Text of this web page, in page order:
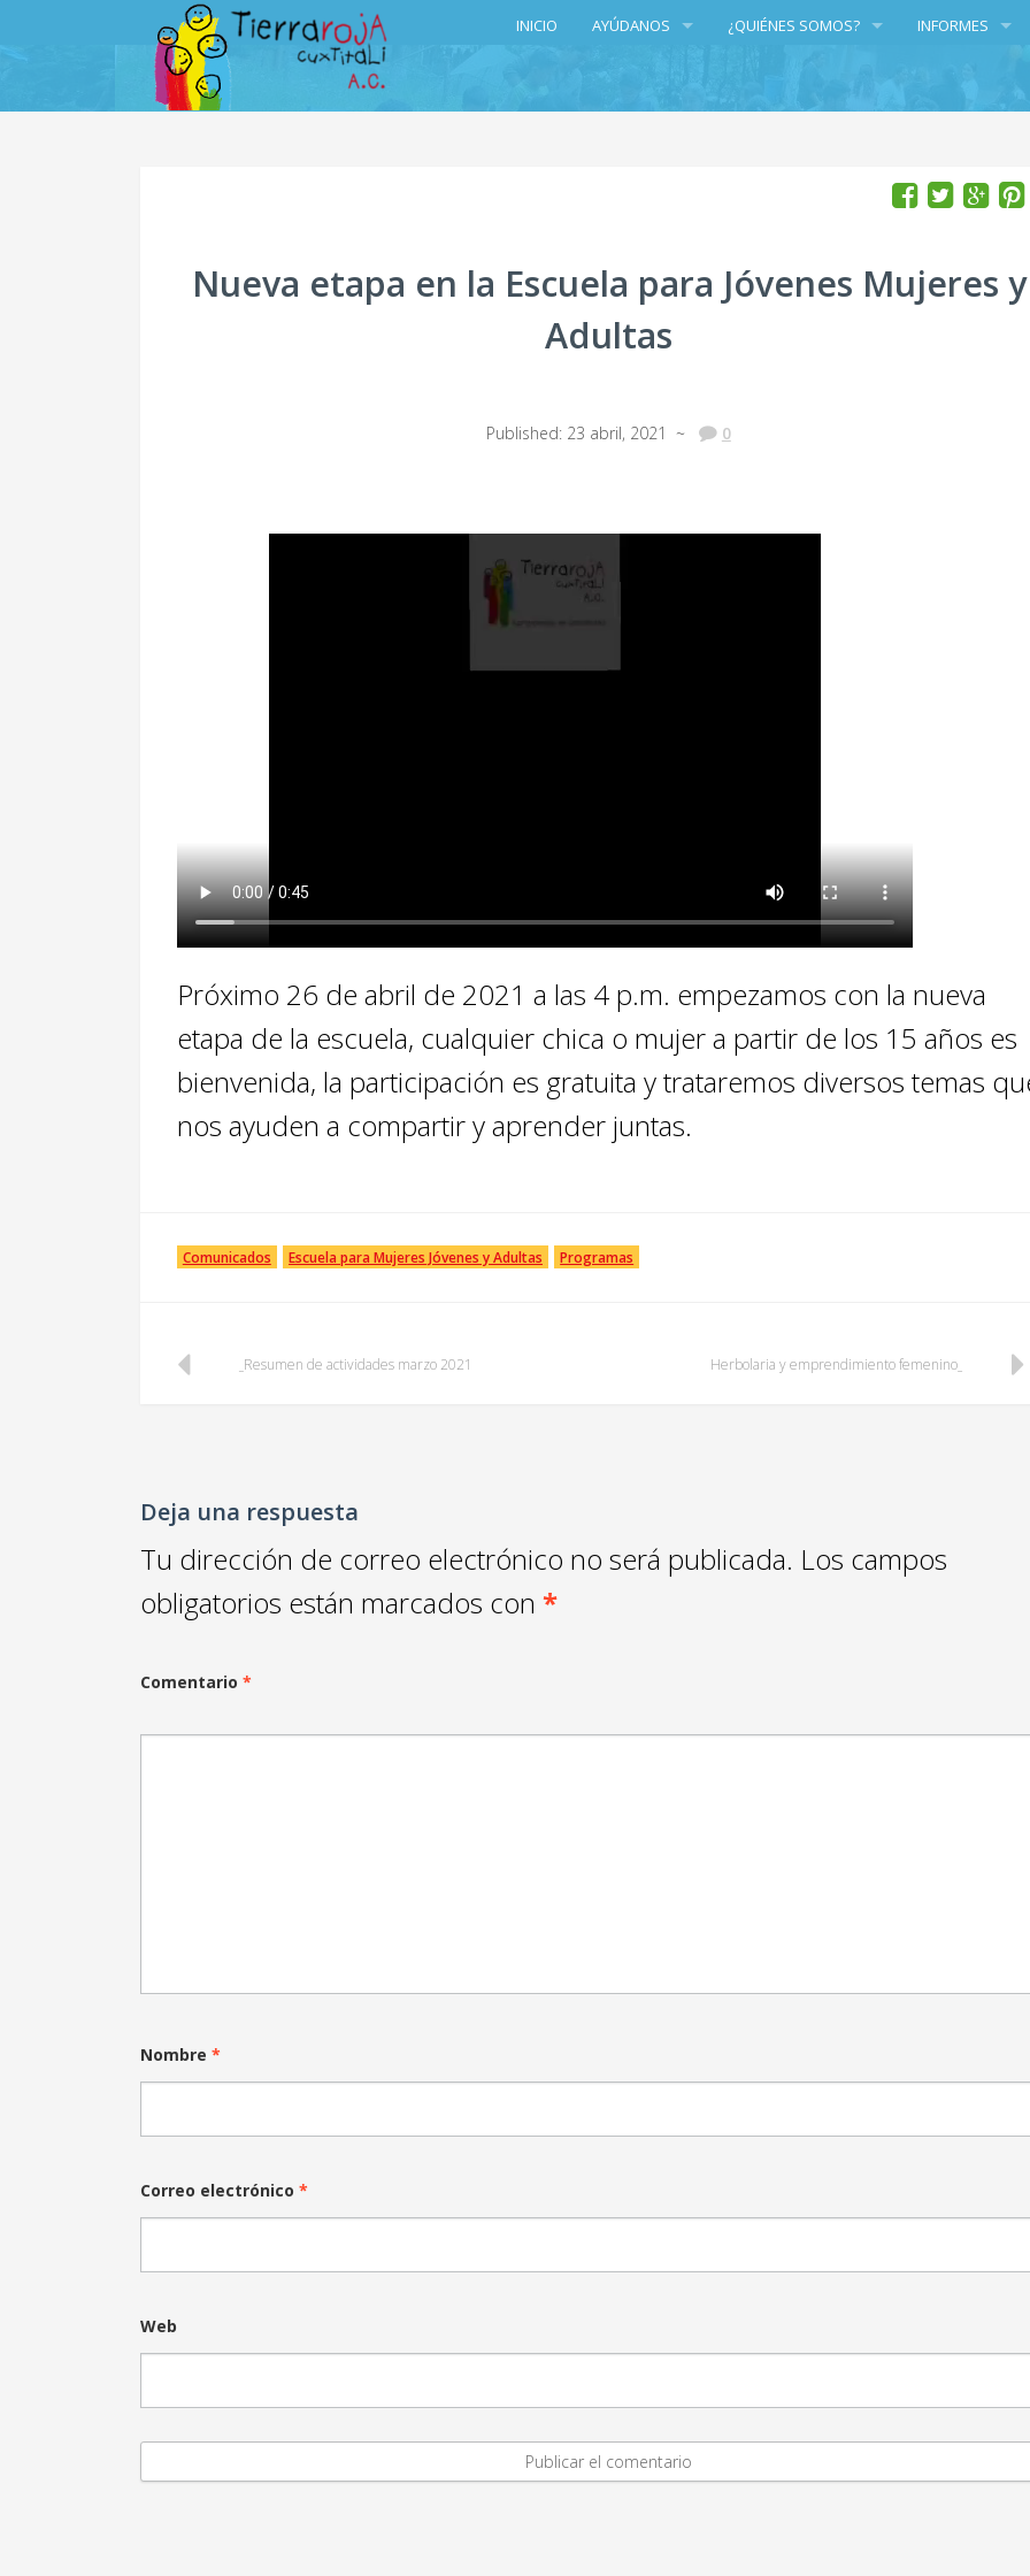
INICIO AYÚDANOS ¿QUIÉNES SOMOS? INFORMES
INFORMES
Nueva etapa en la Escuela para Jóvenes Mujeres y
Adultas
Published: 23 abril, 2021 ~ 0
Próximo 26 de abril de 2021 a las 4 p.m. empezamos con la nueva
etapa de la escuela, cualquier chica o mujer a partir de los 15 años es
bienvenida, la participación es gratuita y trataremos diversos temas
nos ayuden a compartir y aprender juntas.
Comunicados Escuela para Mujeres Jóvenes y Adultas Programas
PostResumen de actividades marzo 2021 Herbolaria y emprendimiento femenino
Deja una respuesta
Tu dirección de correo electrónico no será publicada. Los campos
obligatorios están marcados con *
Comentario *
Nombre *
Correo electrónico *
Web